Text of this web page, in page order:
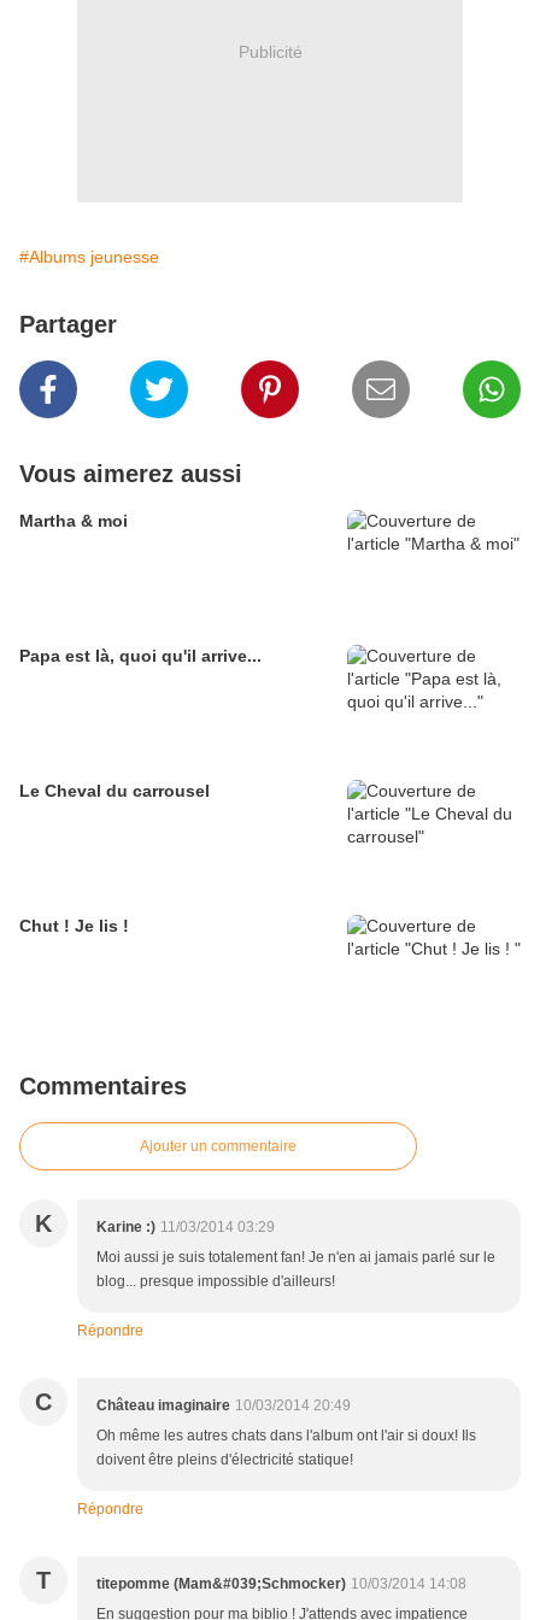
Publicité
#Albums jeunesse
Partager
Vous aimerez aussi
Martha & moi
Papa est là, quoi qu'il arrive...
Le Cheval du carrousel
Chut ! Je lis !
Commentaires
Ajouter un commentaire
K Karine :) 11/03/2014 03:29
Moi aussi je suis totalement fan! Je n'en ai jamais parlé sur le
blog... presque impossible d'ailleurs!
Répondre
C Château imaginaire 10/03/2014 20:49
Oh même les autres chats dans l'album ont l'air si doux! Ils
doivent être pleins d'électricité statique!
Répondre
T titepomme (Mam&#039;Schmocker) 10/03/2014 14:08
En suggestion pour ma biblio ! J'attends avec impatience